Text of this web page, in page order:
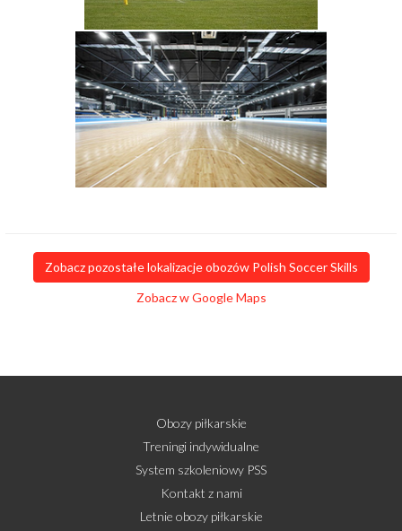
Zobacz pozostałe lokalizacje obozów Polish Soccer Skills
Zobacz w Google Maps
Obozy piłkarskie
Treningi indywidualne
System szkoleniowy PSS
Kontakt z nami
Letnie obozy piłkarskie